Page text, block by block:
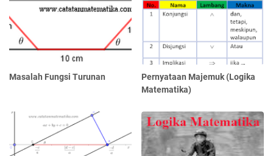
Masalah Fungsi Turunan
Pernyataan Majemuk (Logika
Matematika)